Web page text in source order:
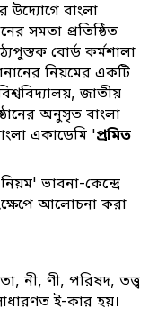
উদ্যোগে বাংলা
সমতা প্রতিষ্ঠিত
বোর্ড কর্মশালা
নিয়মের একটি
জাতীয়
অনুসৃত বাংলা
একাডেমি 'প্রমিত
ভাবনা-কেন্দ্রে
আলোচনা করা
নী, ণী, পরিষদ, তত্ত্ব
ই-কার হয়।